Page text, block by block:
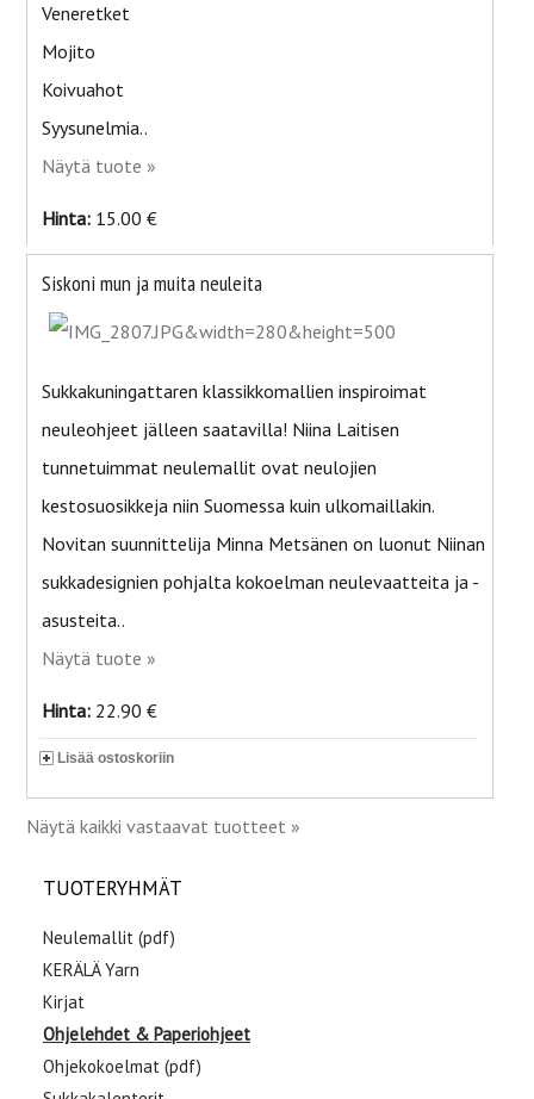
Veneretket
Mojito
Koivuahot
Syysunelmia..
Näytä tuote »
Hinta: 15.00 €
Siskoni mun ja muita neuleita
Sukkakuningattaren klassikkomallien inspiroimat
neuleohjeet jälleen saatavilla! Niina Laitisen
tunnetuimmat neulemallit ovat neulojien
kestosuosikkeja niin Suomessa kuin ulkomaillakin.
Novitan suunnittelija Minna Metsänen on luonut Niinan
sukkadesignien pohjalta kokoelman neulevaatteita ja -
asusteita..
Näytä tuote »
Hinta: 22.90 €
Lisää ostoskoriin
Näytä kaikki vastaavat tuotteet »
TUOTERYHMÄT
Neulemallit (pdf)
KERÄLÄ Yarn
Kirjat
Ohjelehdet & Paperiohjeet
Ohjekokoelmat (pdf)